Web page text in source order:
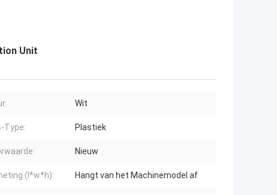
Unit
Wit
Type: Plastiek
Nieuw
(l*w*h): Hangt van het Machinemodel af